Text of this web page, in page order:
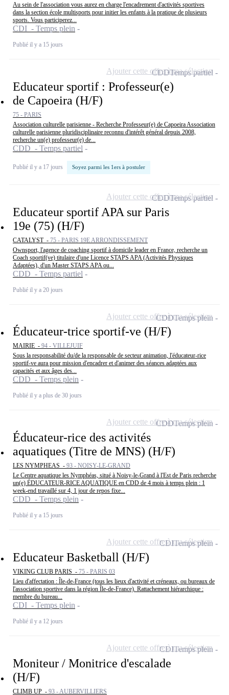
Au sein de l'association vous aurez en charge l'encadrement d'activités sportives
dans la section école multisports pour initier les enfants à la pratique de plusieurs
sports. Vous participerez...
CDI - Temps plein
Publié il y a 15 jours
Educateur sportif : Professeur(e)
de Capoeira (H/F)
75 - PARIS
Association culturelle parisienne - Recherche Professeur(e) de Capoeira Association
culturelle parisienne pluridisciplinaire reconnu d'intérêt général depuis 2008,
recherche un(e) professeur(e) de...
CDD - Temps partiel
Publié il y a 17 jours Soyez parmi les 1ers à postuler
CDDTemps partiel
Ajouter cette offre à ma sélection
Educateur sportif APA sur Paris
19e (75) (H/F)
CATALYST - 75 - PARIS 19E ARRONDISSEMENT
Ownsport, l'agence de coaching sportif à domicile leader en France, recherche un
Coach sportif(ve) titulaire d'une Licence STAPS APA (Activités Physiques
Adaptées), d'un Master STAPS APA ou...
CDD - Temps partiel
Publié il y a 20 jours
CDDTemps partiel
Ajouter cette offre à ma sélection
Éducateur-trice sportif-ve (H/F)
MAIRIE - 94 - VILLEJUIF
Sous la responsabilité du/de la responsable de secteur animation, l'éducateur-rice
sportif-ve aura pour mission d'encadrer et d'animer des séances adaptées aux
capacités et aux âges des...
CDD - Temps plein
Publié il y a plus de 30 jours
CDDTemps plein
Ajouter cette offre à ma sélection
Éducateur-rice des activités
aquatiques (Titre de MNS) (H/F)
LES NYMPHEAS - 93 - NOISY-LE-GRAND
Le Centre aquatique les Nymphéas, situé à Noisy-le-Grand à l'Est de Paris recherche
un(e) ÉDUCATEUR-RICE AQUATIQUE en CDD de 4 mois à temps plein : 1
week-end travaillé sur 4, 1 jour de repos fixe...
CDD - Temps plein
Publié il y a 15 jours
CDDTemps plein
Ajouter cette offre à ma sélection
Educateur Basketball (H/F)
VIKING CLUB PARIS - 75 - PARIS 03
Lieu d'affectation : Île-de-France (tous les lieux d'activité et créneaux, ou bureaux de
l'association sportive dans la région Île-de-France). Rattachement hiérarchique :
membre du bureau...
CDI - Temps plein
Publié il y a 12 jours
CDITemps plein
Ajouter cette offre à ma sélection
Moniteur / Monitrice d'escalade
(H/F)
CLIMB UP - 93 - AUBERVILLIERS
CDITemps plein
Ajouter cette offre à ma sélection